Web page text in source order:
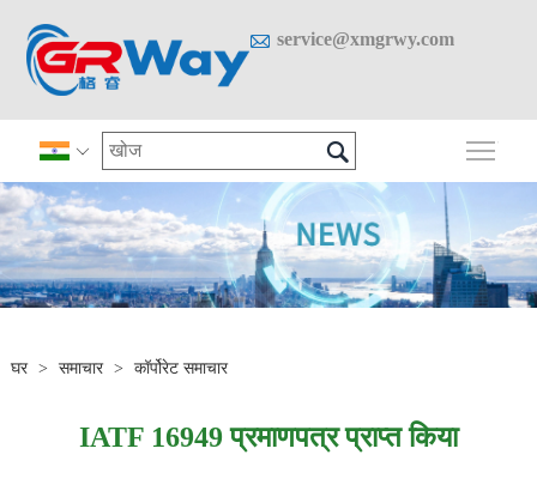
 service@xmgrwy.com
  मुख्य
घर > समाचार > कॉर्पोरेट समाचार
IATF 16949 प्रमाणपत्र प्राप्त किया